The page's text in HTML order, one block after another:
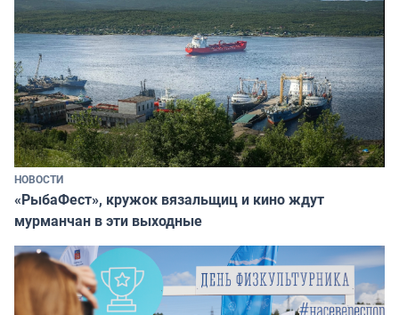
НОВОСТИ
«РыбаФест», кружок вязальщиц и кино ждут
мурманчан в эти выходные